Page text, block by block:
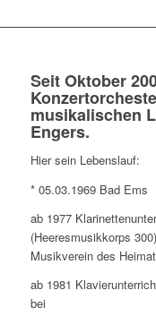
Seit Oktober
musikalischen
Engers.
Hier sein Lebenslauf:
* 05.03.1969 Bad Ems
ab 1977
(Heeresmusikkorps
Musikverein des
ab 1981
bei